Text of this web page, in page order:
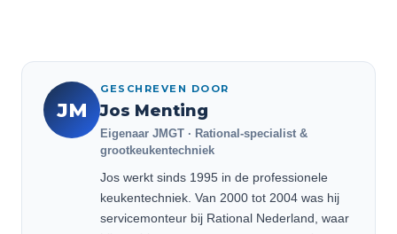
JM
GESCHREVEN DOOR
Jos Menting
Eigenaar JMGT · Rational-specialist &
grootkeukentechniek
Jos werkt sinds 1995 in de professionele
keukentechniek. Van 2000 tot 2004 was hij
servicemonteur bij Rational Nederland, waar